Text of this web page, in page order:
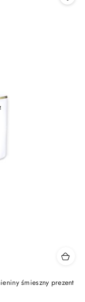
śmieszny prezent